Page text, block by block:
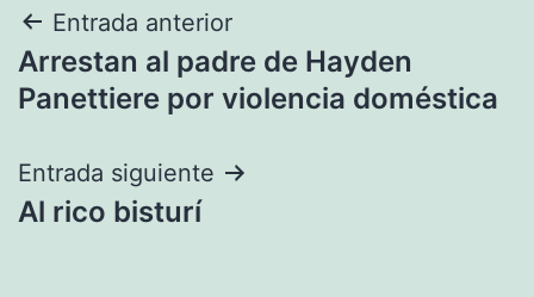
Navegación
de
Entrada anterior
Arrestan al padre de Hayden
Panettiere por violencia doméstica
Entrada siguiente
Al rico bisturí